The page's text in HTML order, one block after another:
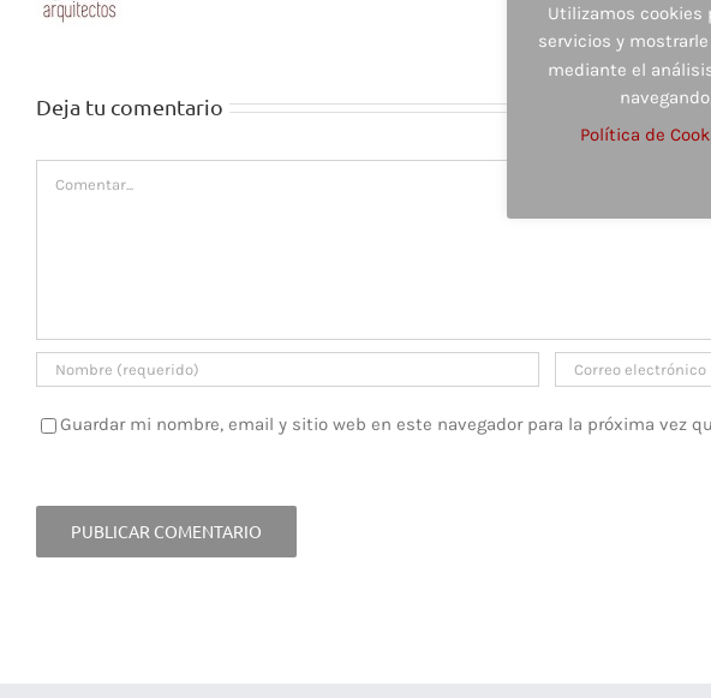
Deja tu comentario
Guardar mi nombre, email y sitio web en este navegador para la próxima vez
Utilizamos cookies
servicios y
mediante el
Política de